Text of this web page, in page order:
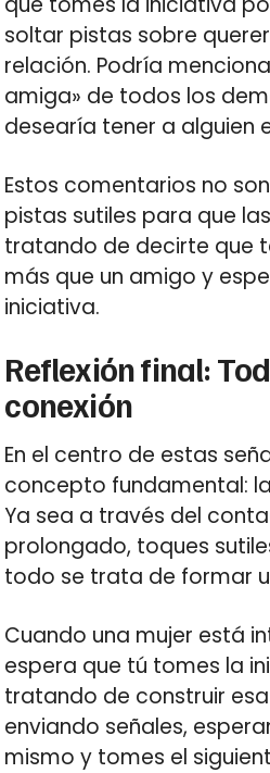
soltar pistas sobre
relación. Podría
amiga» de todos los
desearía tener a alguien
Estos comentarios no
pistas sutiles para que
tratando de decirte que
más que un amigo y
iniciativa.
Reflexión final:
conexión
En el centro de estas
concepto fundamental:
Ya sea a través del
prolongado, toques
todo se trata de formar
Cuando una mujer está
espera que tú tomes la
tratando de construir esa
enviando señales,
mismo y tomes el